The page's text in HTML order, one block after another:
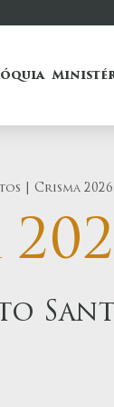
| Crisma 2026